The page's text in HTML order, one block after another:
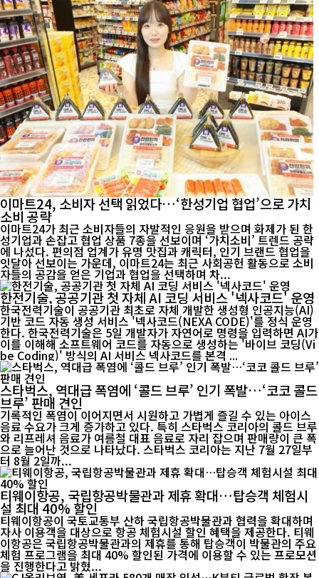
이마트24, 소비자 선택 읽었다…‘한성기업 협업’으로 가치
소비 공략
이마트24가 최근 소비자들의 자발적인 응원을 받으며 화제가 된 한
성기업과 손잡고 협업 상품 7종을 선보이며 ‘가치소비’ 트렌드 공략
에 나섰다. 편의점 업계가 유명 맛집과 캐릭터, 인기 브랜드 협업을
잇달아 선보이는 가운데, 이마트24는 최근 사회공헌 활동으로 소비
자들의 공감을 얻은 기업과 협업을 선택하며 차...
한전기술, 공공기관 첫 자체 AI 코딩 서비스 '넥사코드' 운영
한국전력기술이 공공기관 최초로 자체 개발한 생성형 인공지능(AI)
기반 코드 자동 생성 서비스 '넥사코드(NEXA CODE)'를 정식 운영
한다. 한국전력기술은 5일 개발자가 자연어로 명령을 입력하면 AI가
이를 이해해 소프트웨어 코드를 자동으로 생성하는 '바이브 코딩(Vi
be Coding)' 방식의 AI 서비스 넥사코드를 본격 ...
스타벅스, 역대급 폭염에 ‘콜드 브루’ 인기 폭발…‘코코 콜드
브루’ 판매 견인
기록적인 폭염이 이어지면서 시원하고 가볍게 즐길 수 있는 아이스
음료 수요가 크게 증가하고 있다. 특히 스타벅스 코리아의 콜드 브루
와 리프레셔 음료가 여름철 대표 음료로 자리 잡으며 판매량이 큰 폭
으로 늘어난 것으로 나타났다. 스타벅스 코리아는 지난 7월 27일부
터 8월 2일까...
티웨이항공, 국립항공박물관과 제휴 확대…탑승객 체험시
설 최대 40% 할인
티웨이항공이 국토교통부 산하 국립항공박물관과 협력을 확대하며
자사 이용객을 대상으로 항공 체험시설 할인 혜택을 제공한다. 티웨
이항공은 국립항공박물관과의 제휴를 통해 탑승객이 박물관의 주요
체험 프로그램을 최대 40% 할인된 가격에 이용할 수 있는 프로모션
을 진행한다고 밝혔...